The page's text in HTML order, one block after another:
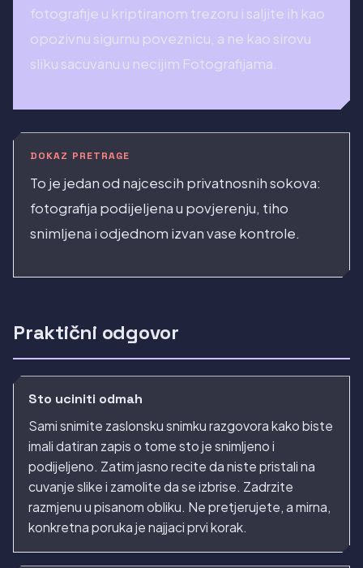
fotografije u kriptiranom trezoru i saljite ih kao
opozivnu sigurnu poveznicu, a ne kao sirovu
sliku sacuvanu u necijim Fotografijama.
DOKAZ PRETRAGE
To je jedan od najcescih privatnosnih sokova:
fotografija podijeljena u povjerenju, tiho
snimljena i odjednom izvan vase kontrole.
Praktični odgovor
Sto uciniti odmah
Sami snimite zaslonsku snimku razgovora kako biste
imali datiran zapis o tome sto je snimljeno i
podijeljeno. Zatim jasno recite da niste pristali na
cuvanje slike i zamolite da se izbrise. Zadrzite
razmjenu u pisanom obliku. Ne pretjerujete, a mirna,
konkretna poruka je najjaci prvi korak.